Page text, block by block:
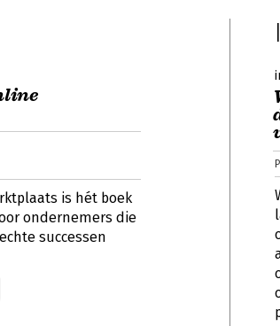
is hét boek
ondernemers die
successen